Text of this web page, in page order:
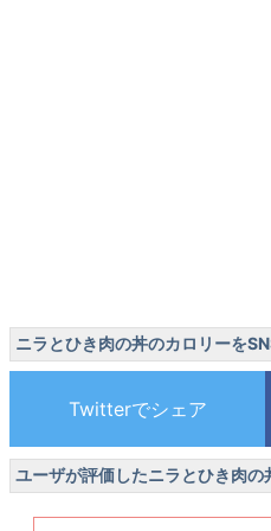
ニラとひき肉の丼のカロリーを
ユーザが評価したニラとひき肉の